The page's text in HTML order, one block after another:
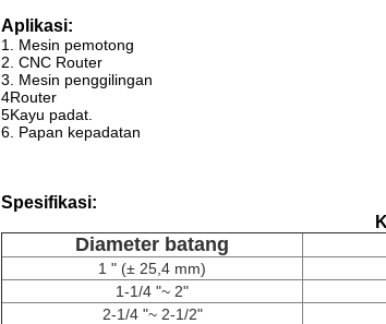
Aplikasi:
1. Mesin pemotong
2. CNC Router
3. Mesin penggilingan
4Router
5Kayu padat.
6. Papan kepadatan
Spesifikasi:
Diameter batang
1 " (± 25,4 mm)
1-1/4 "~ 2"
2-1/4 "~ 2-1/2"